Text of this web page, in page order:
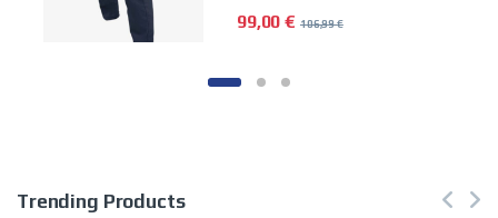
99,00€ 106,99€
Este producto tiene múltiples
Trending Products